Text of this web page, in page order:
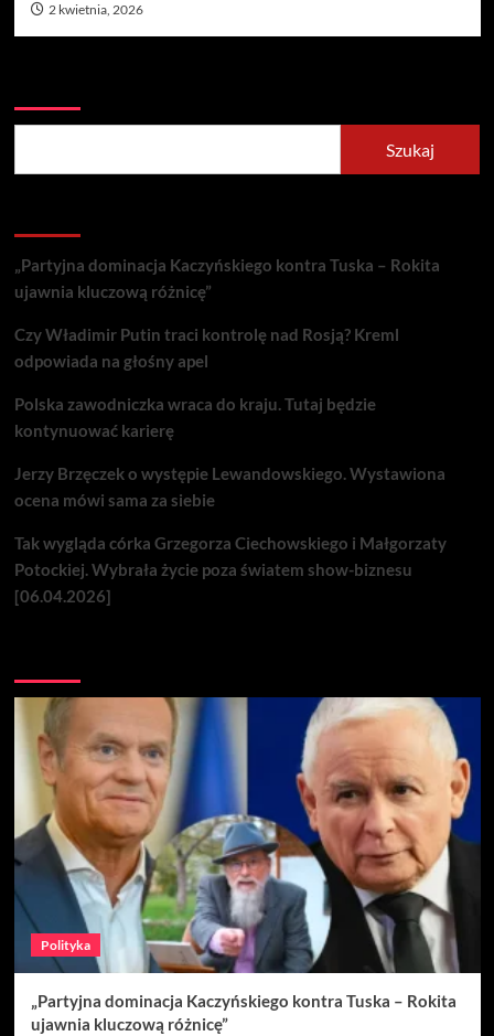
2 kwietnia, 2026
Szukaj
„Partyjna dominacja Kaczyńskiego kontra Tuska – Rokita
ujawnia kluczową różnicę”
Czy Władimir Putin traci kontrolę nad Rosją? Kreml
odpowiada na głośny apel
Polska zawodniczka wraca do kraju. Tutaj będzie
kontynuować karierę
Jerzy Brzęczek o występie Lewandowskiego. Wystawiona
ocena mówi sama za siebie
Tak wygląda córka Grzegorza Ciechowskiego i Małgorzaty
Potockiej. Wybrała życie poza światem show-biznesu
[06.04.2026]
Polityka
„Partyjna dominacja Kaczyńskiego kontra Tuska – Rokita
ujawnia kluczową różnicę”